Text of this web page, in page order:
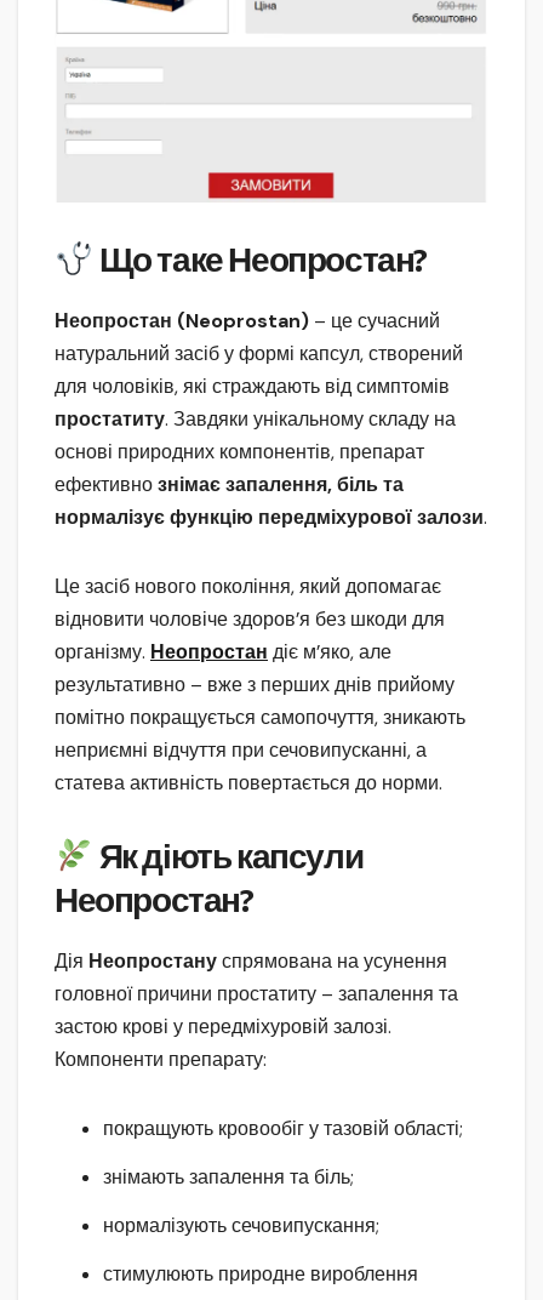
Що таке Неопростан?
Неопростан (Neoprostan) – це сучасний
натуральний засіб у формі капсул, створений
для чоловіків, які страждають від симптомів
простатиту. Завдяки унікальному складу на
основі природних компонентів, препарат
ефективнознімає запалення, біль та
нормалізує функцію передміхурової залози.
Це засіб нового покоління, який допомагає
відновити чоловіче здоров’я без шкоди для
організму. Неопростан діє м’яко, але
результативно – вже з перших днів прийому
помітно покращується самопочуття, зникають
неприємні відчуття при сечовипусканні, а
статева активність повертається до норми.
Як діють капсули
Неопростан?
Дія Неопростануспрямована на усунення
головної причини простатиту – запалення та
застою крові у передміхуровій залозі.
Компоненти препарату:
покращують кровообіг у тазовій області;
знімають запалення та біль;
нормалізують сечовипускання;
стимулюють природне вироблення